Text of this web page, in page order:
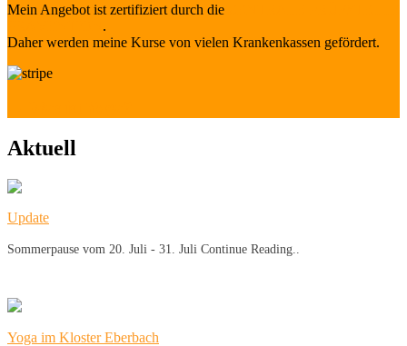
Mein Angebot ist zertifiziert durch die
.
Daher werden meine Kurse von vielen Krankenkassen gefördert.
Aktuell
Update
Sommerpause vom 20. Juli - 31. Juli Continue Reading..
Yoga im Kloster Eberbach